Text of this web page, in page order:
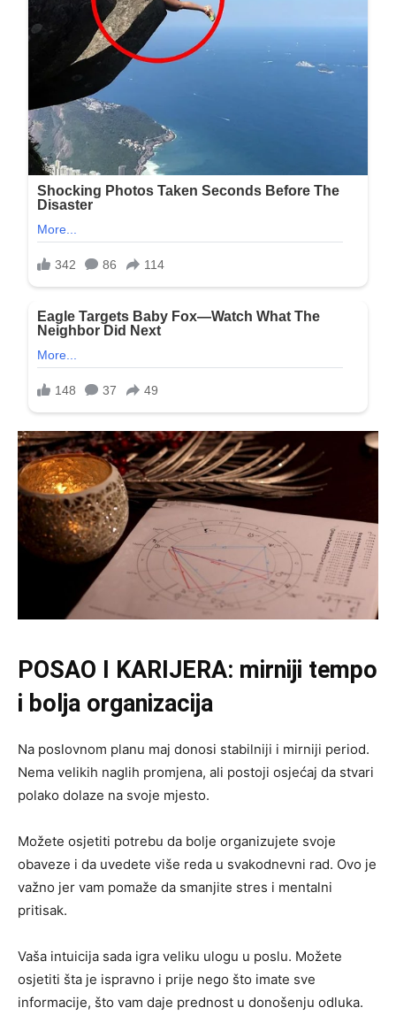
POSAO I KARIJERA: mirniji tempo
i bolja organizacija
Na poslovnom planu maj donosi stabilniji i mirniji period.
Nema velikih naglih promjena, ali postoji osjećaj da stvari
polako dolaze na svoje mjesto.
Možete osjetiti potrebu da bolje organizujete svoje
obaveze i da uvedete više reda u svakodnevni rad. Ovo je
važno jer vam pomaže da smanjite stres i mentalni
pritisak.
Vaša intuicija sada igra veliku ulogu u poslu. Možete
osjetiti šta je ispravno i prije nego što imate sve
informacije, što vam daje prednost u donošenju odluka.